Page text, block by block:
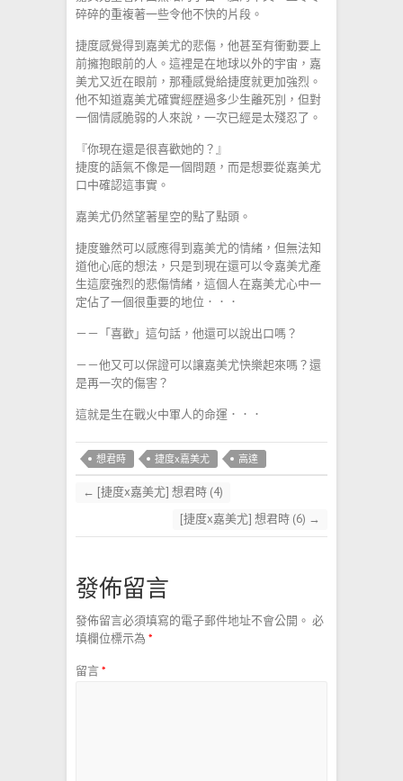
碎碎的重複著一些令他不快的片段。
捷度感覺得到嘉美尤的悲傷，他甚至有衝動要上
前擁抱眼前的人。這裡是在地球以外的宇宙，嘉
美尤又近在眼前，那種感覺給捷度就更加強烈。
他不知道嘉美尤確實經歷過多少生離死別，但對
一個情感脆弱的人來說，一次已經是太殘忍了。
『你現在還是很喜歡她的？』
捷度的語氣不像是一個問題，而是想要從嘉美尤
口中確認這事實。
嘉美尤仍然望著星空的點了點頭。
捷度雖然可以感應得到嘉美尤的情緒，但無法知
道他心底的想法，只是到現在還可以令嘉美尤產
生這麼強烈的悲傷情緒，這個人在嘉美尤心中一
定佔了一個很重要的地位．．．
－－「喜歡」這句話，他還可以說出口嗎？
－－他又可以保證可以讓嘉美尤快樂起來嗎？還
是再一次的傷害？
這就是生在戰火中軍人的命運．．．
想君時 捷度x嘉美尤 高達
← [捷度x嘉美尤] 想君時 (4)
[捷度x嘉美尤] 想君時 (6) →
發佈留言
發佈留言必須填寫的電子郵件地址不會公開。 必
填欄位標示為 *
留言*